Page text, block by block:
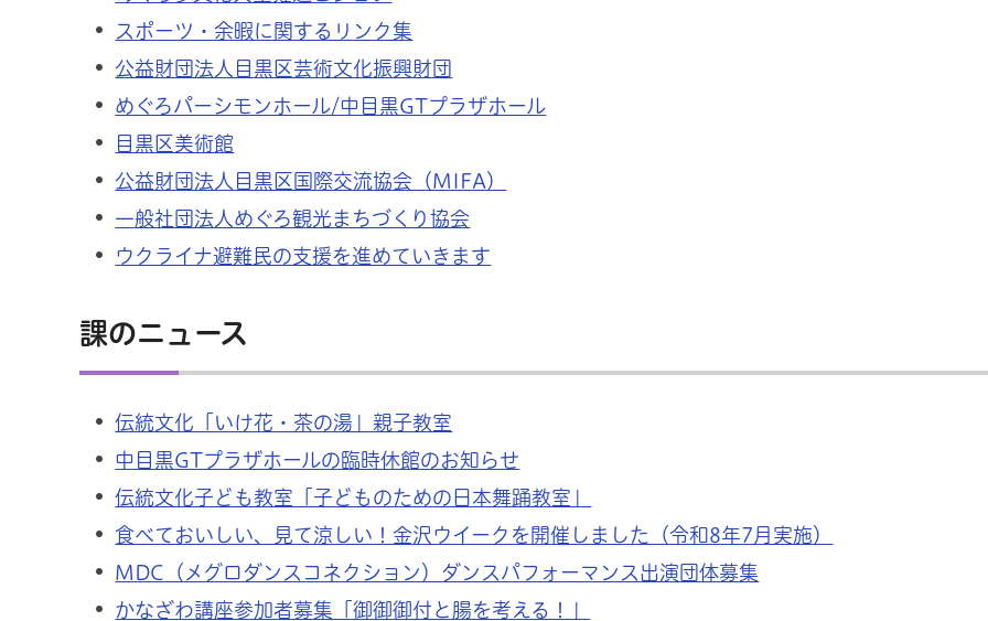
スポーツ・余暇に関するリンク集
公益財団法人目黒区芸術文化振興財団
めぐろパーシモンホール/中目黒GTプラザホール
目黒区美術館
公益財団法人目黒区国際交流協会（MIFA）
一般社団法人めぐろ観光まちづくり協会
ウクライナ避難民の支援を進めていきます
課のニュース
伝統文化「いけ花・茶の湯」親子教室
中目黒GTプラザホールの臨時休館のお知らせ
伝統文化子ども教室「子どものための日本舞踊教室」
食べておいしい、見て涼しい！金沢ウイークを開催しました（令和8年7月実施）
MDC（メグロダンスコネクション）ダンスパフォーマンス出演団体募集
かなざわ講座参加者募集「御御御付と腸を考える！」